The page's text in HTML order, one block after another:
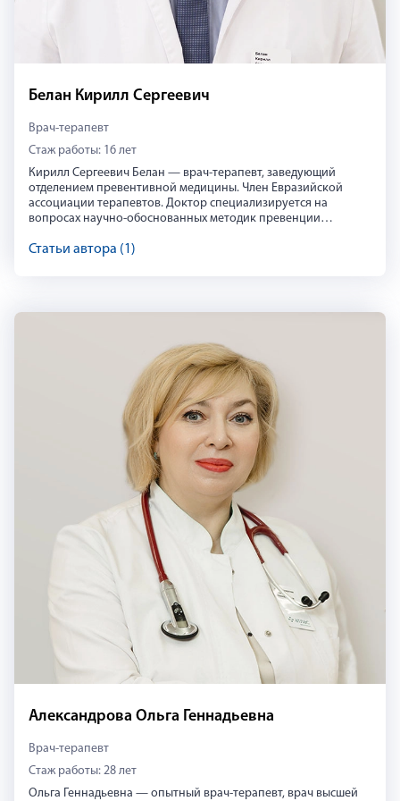
Кирилл Белан
Кирилл Сергеевич Белан — врач-терапевт, заведующий
https://vk.com/atlasclinic
Белан Кирилл Сергеевич
Врач-терапевт
Стаж работы: 16 лет
Кирилл Сергеевич Белан — врач-терапевт, заведующий
отделением превентивной медицины. Член Евразийской
ассоциации терапевтов. Доктор специализируется на
вопросах научно-обоснованных методик превенции
ведения пациентов на основе персонализированных
по терапии до ноября 2025 года, по организации
Статьи автора (1)
Александрова Ольга Геннадьевна
Врач-терапевт
Стаж работы: 28 лет
Ольга Геннадьевна — опытный врач-терапевт, врач высшей